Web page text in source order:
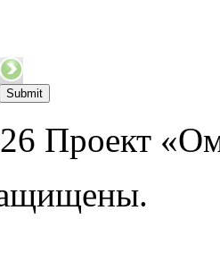
Проект